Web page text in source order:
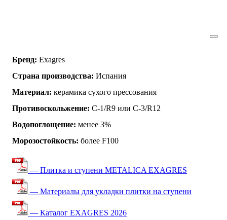
Бренд: Exagres
Страна производства: Испания
Материал: керамика сухого прессования
Противоскольжение: C-1/R9 или C-3/R12
Водопоглощение: менее 3%
Морозостойкость: более F100
— Плитка и ступени METALICA EXAGRES
— Материалы для укладки плитки на ступени
— Каталог EXAGRES 2026